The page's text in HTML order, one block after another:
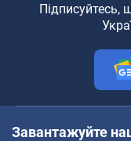
Підписуйтесь,
Завантажуйте